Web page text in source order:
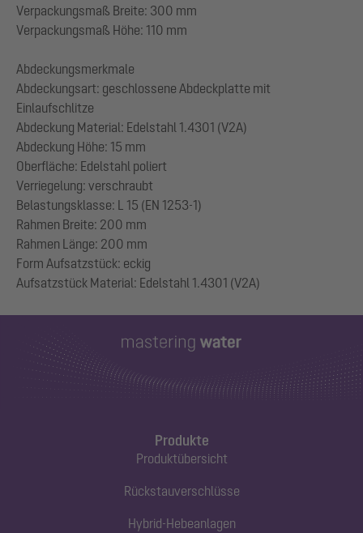
Verpackungsmaß Breite: 300 mm
Verpackungsmaß Höhe: 110 mm
Abdeckungsmerkmale
Abdeckungsart: geschlossene Abdeckplatte mit
Einlaufschlitze
Abdeckung Material: Edelstahl 1.4301 (V2A)
Abdeckung Höhe: 15 mm
Oberfläche: Edelstahl poliert
Verriegelung: verschraubt
Belastungsklasse: L 15 (EN 1253-1)
Rahmen Breite: 200 mm
Rahmen Länge: 200 mm
Form Aufsatzstück: eckig
Produkte
Produktübersicht
Rückstauverschlüsse
Hybrid-Hebeanlagen